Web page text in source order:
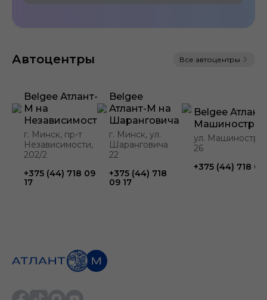
Автоцентры Все автоцентры
Belgee Атлант-
М на
Независимости
г. Минск, пр-т
Независимости,
202/2
+375 (44) 718 09
17
Belgee
Атлант-М на
Шаранговича
г. Минск, ул.
Шаранговича
22
+375 (44) 718
09 17
Belgee
ул.
26
+375 (44) 718 09